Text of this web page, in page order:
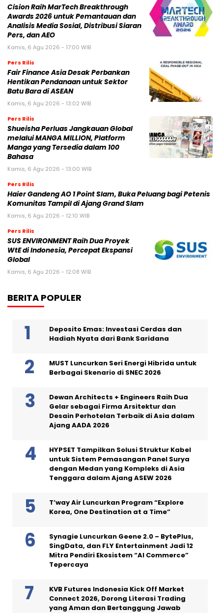
Cision Raih MarTech Breakthrough
Awards 2026 untuk Pemantauan dan
Analisis Media Sosial, Distribusi Siaran
Pers, dan AEO
Kamis, 6 Agu 2026 - 17:00 WIB
Pers Rilis
Fair Finance Asia Desak Perbankan
Hentikan Pendanaan untuk Sektor
Batu Bara di ASEAN
Kamis, 6 Agu 2026 - 13:02 WIB
Pers Rilis
Shueisha Perluas Jangkauan Global
melalui MANGA MILLION, Platform
Manga yang Tersedia dalam 100
Bahasa
Kamis, 6 Agu 2026 - 13:00 WIB
Pers Rilis
Haier Gandeng AO 1 Point Slam, Buka Peluang bagi Petenis
Komunitas Tampil di Ajang Grand Slam
Kamis, 6 Agu 2026 - 12:10 WIB
Pers Rilis
SUS ENVIRONMENT Raih Dua Proyek
WtE di Indonesia, Percepat Ekspansi
Global
Kamis, 6 Agu 2026 - 12:08 WIB
BERITA POPULER
Deposito Emas: Investasi Cerdas dan
Hadiah Nyata dari Bank Saridana
MUST Luncurkan Seri Energi Hibrida untuk
Berbagai Skenario di SNEC 2026
Dewan Architects + Engineers Raih Dua
Gelar sebagai Firma Arsitektur dan
Desain Perhotelan Terbaik di Asia dalam
Ajang AADA 2026
HYPSET Tampilkan Solusi Struktur Kabel
untuk Sistem Pemasangan Panel Surya
dengan Medan yang Kompleks di Asia
Tenggara dalam Ajang ASEW 2026
T’way Air Luncurkan Program “Explore
Korea, One Destination at a Time”
Synagie Luncurkan Geene 2.0 – BytePlus,
SingData, dan FLY Entertainment Jadi 12
Mitra Pendiri Ekosistem “AI Commerce”
Tepercaya
KVB Futures Indonesia Kick Off Market
Connect 2026, Dorong Literasi Trading
yang Aman dan Bertanggung Jawab